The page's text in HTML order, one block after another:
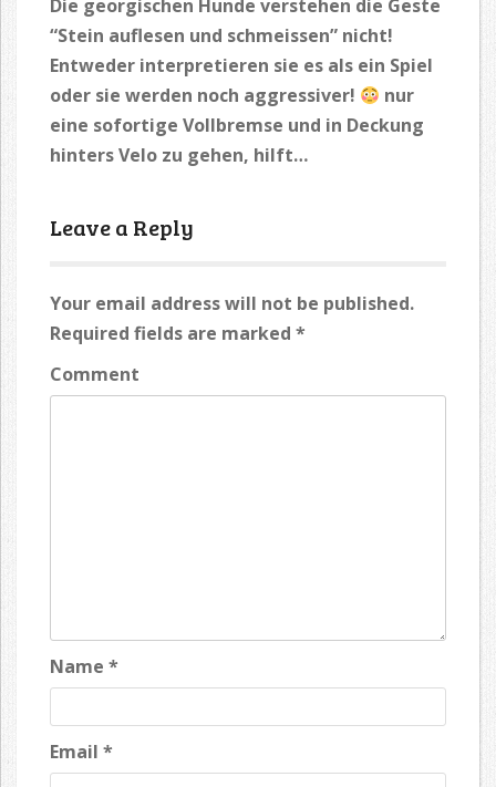
Die georgischen Hunde verstehen die Geste
“Stein auflesen und schmeissen” nicht!
Entweder interpretieren sie es als ein Spiel
oder sie werden noch aggressiver!
nur
eine sofortige Vollbremse und in Deckung
hinters Velo zu gehen, hilft…
Leave a Reply
Your email address will not be published.
Required fields are marked *
Comment
Name *
Email *